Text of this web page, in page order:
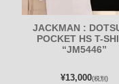
JACKMAN :
POCKET HS T-
“JM5446”
¥13,000(税別)